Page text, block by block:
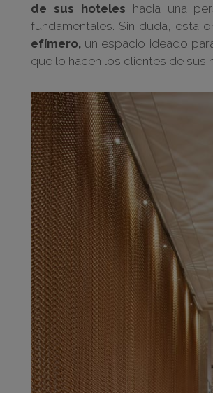
de sus hoteles hacia una
fundamentales. Sin duda, esta
efímero, un espacio ideado
que lo hacen los clientes de sus